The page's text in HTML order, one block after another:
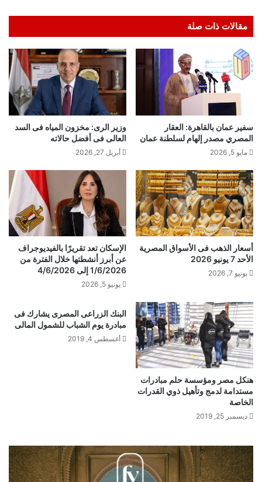
مقالات ذات صلة
سفير عمان بالقاهرة: العقار
المصري مصدر إلهام لسلطنة عمان
مايو 5, 2026
وزير الرى: مخزون المياه فى السد
العالى فى أفضل حالاته
أبريل 27, 2026
أسعار الذهب فى الأسواق المصرية
الأحد 7 يونيو 2026
يونيو 7, 2026
الإسكان تعد تقريرًا بالفيديوجراف
عن أبرز أنشطتها خلال الفترة من
1/6/2026 إلى 4/6/2026
يونيو 5, 2026
هنكل مصر ومؤسسة حلم مبادرات
مستدامة لدمج وتأهيل ذوي القدرات
الخاصة
ديسمبر 25, 2019
البنك الزراعى المصرى يشارك فى
مبادرة يوم الشباب للشمول المالى
أغسطس 4, 2019